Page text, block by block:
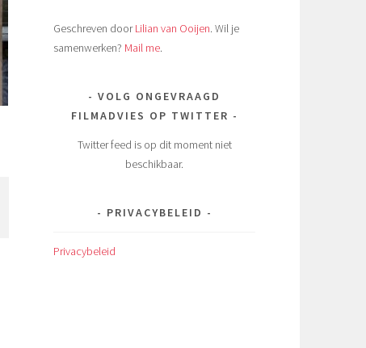
Geschreven doorLilian van Ooijen. Wil je
samenwerken? Mail me.
VOLG ONGEVRAAGD
FILMADVIES OP TWITTER
Twitter feed is op dit moment niet
beschikbaar.
PRIVACYBELEID
Privacybeleid